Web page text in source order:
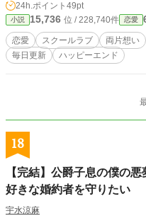
いく。 恋に不慣
話。 7月14日 本編完結です。 小説化になろう、カクヨム、
マグネット、ノ
24h.ポイント 49pt
小説 15,736 位 / 228,740件 恋愛
恋愛 スクールラブ 両片想い
毎日更新
ハッピーエンド
18
【完結】公爵子息の僕の
好きな婚約者を守りたい
宇水涼麻